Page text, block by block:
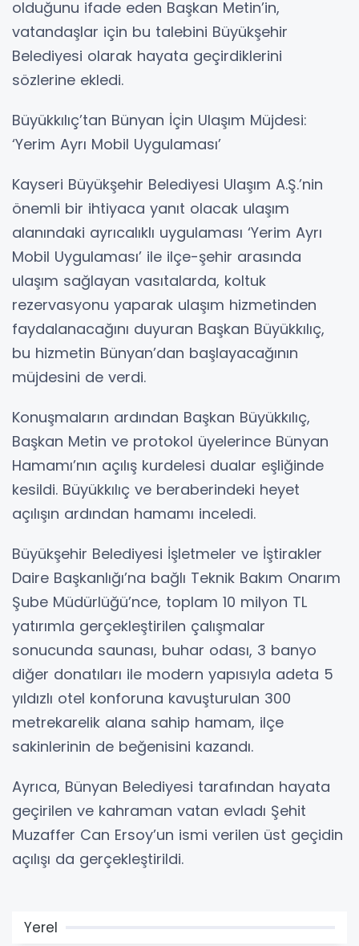
olduğunu ifade eden Başkan Metin’in,
vatandaşlar için bu talebini Büyükşehir
Belediyesi olarak hayata geçirdiklerini
sözlerine ekledi.
Büyükkılıç’tan Bünyan İçin Ulaşım Müjdesi:
‘Yerim Ayrı Mobil Uygulaması’
Kayseri Büyükşehir Belediyesi Ulaşım A.Ş.’nin
önemli bir ihtiyaca yanıt olacak ulaşım
alanındaki ayrıcalıklı uygulaması ‘Yerim Ayrı
Mobil Uygulaması’ ile ilçe-şehir arasında
ulaşım sağlayan vasıtalarda, koltuk
rezervasyonu yaparak ulaşım hizmetinden
faydalanacağını duyuran Başkan Büyükkılıç,
bu hizmetin Bünyan’dan başlayacağının
müjdesini de verdi.
Konuşmaların ardından Başkan Büyükkılıç,
Başkan Metin ve protokol üyelerince Bünyan
Hamamı’nın açılış kurdelesi dualar eşliğinde
kesildi. Büyükkılıç ve beraberindeki heyet
açılışın ardından hamamı inceledi.
Büyükşehir Belediyesi İşletmeler ve İştirakler
Daire Başkanlığı’na bağlı Teknik Bakım Onarım
Şube Müdürlüğü’nce, toplam 10 milyon TL
yatırımla gerçekleştirilen çalışmalar
sonucunda saunası, buhar odası, 3 banyo
diğer donatıları ile modern yapısıyla adeta 5
yıldızlı otel konforuna kavuşturulan 300
metrekarelik alana sahip hamam, ilçe
sakinlerinin de beğenisini kazandı.
Ayrıca, Bünyan Belediyesi tarafından hayata
geçirilen ve kahraman vatan evladı Şehit
Muzaffer Can Ersoy’un ismi verilen üst geçidin
açılışı da gerçekleştirildi.
Yerel